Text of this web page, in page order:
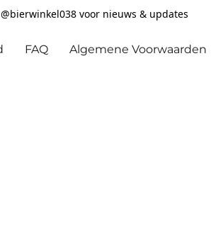
voor nieuws & updates
FAQ Algemene Voorwaarden